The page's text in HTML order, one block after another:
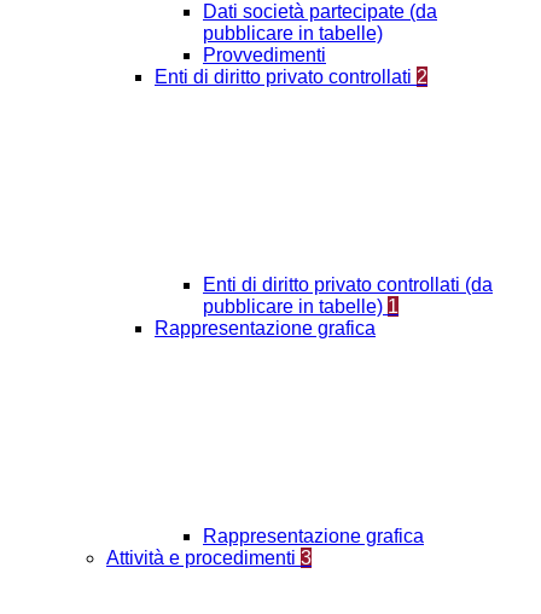
Dati società partecipate (da
pubblicare in tabelle)
Provvedimenti
Enti di diritto privato controllati 2
Enti di diritto privato controllati (da
pubblicare in tabelle) 1
Rappresentazione grafica
Rappresentazione grafica
Attività e procedimenti 3